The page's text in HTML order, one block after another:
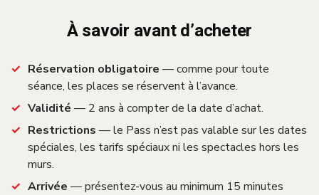
À savoir avant d’acheter
Réservation obligatoire — comme pour toute
séance, les places se réservent à l’avance.
Validité — 2 ans à compter de la date d’achat.
Restrictions — le Pass n’est pas valable sur les dates
spéciales, les tarifs spéciaux ni les spectacles hors les
murs.
Arrivée — présentez-vous au minimum 15 minutes